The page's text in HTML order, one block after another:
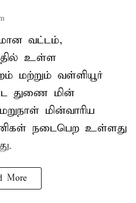
வட்டம்,
உள்ள
மற்றும் வள்ளியூர்
துணை மின்
மின்வாரிய
பணிகள் நடைபெற உள்ளது
More